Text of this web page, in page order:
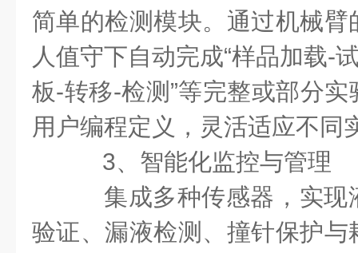
简单的检测模块。通过机械
人值守下自动完成“样品加载-
板-转移-检测”等完整或部分
用户编程定义，灵活适应不同
3、智能化监控与管理
集成多种传感器，实现
验证、漏液检测、撞针保护